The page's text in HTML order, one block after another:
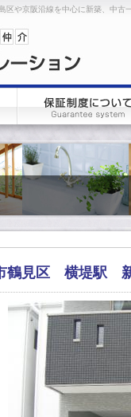
京阪沿線を中心に新築、中古
鶴見区 横堤駅